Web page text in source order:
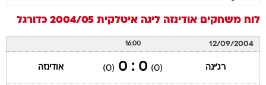
לוח משחקים אודינזה ליגה איטלקית 2004/05 כדורגל
12/09/2004
16:00
רג'ינה (0)
0 : 0
(0) אודינזה